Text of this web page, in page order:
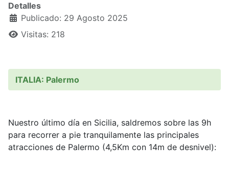
Detalles
Publicado: 29 Agosto 2025
Visitas: 218
ITALIA: Palermo
Nuestro último día en Sicilia, saldremos sobre las 9h
para recorrer a pie tranquilamente las principales
atracciones de Palermo (4,5Km con 14m de desnivel):